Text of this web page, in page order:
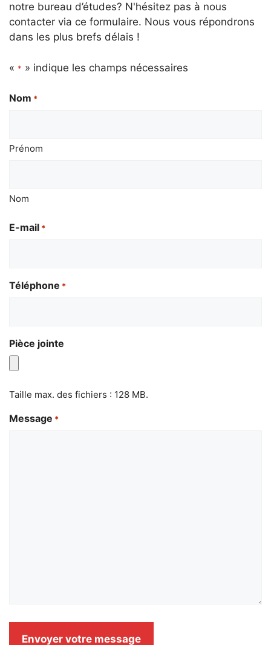
notre bureau d’études? N'hésitez pas à nous
contacter via ce formulaire. Nous vous répondrons
dans les plus brefs délais !
« * » indique les champs nécessaires
Nom *
Prénom
Nom
E-mail *
Téléphone *
Pièce jointe
Taille max. des fichiers : 128 MB.
Message *